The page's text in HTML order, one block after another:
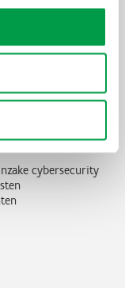
Axians is ICT with
cybersecurity